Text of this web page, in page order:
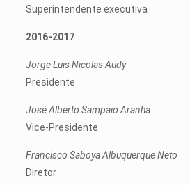
Superintendente executiva
2016-2017
Jorge Luis Nicolas Audy
Presidente
José Alberto Sampaio Aranha
Vice-Presidente
Francisco Saboya Albuquerque Neto
Diretor